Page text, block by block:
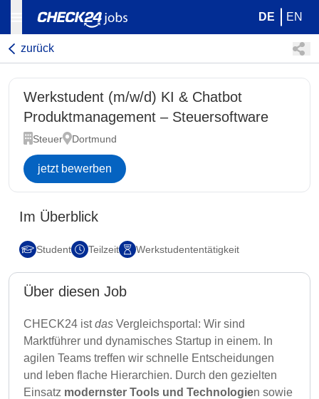
DE EN
zurück
Werkstudent (m/w/d) KI & Chatbot
Produktmanagement – Steuersoftware
Steuer Dortmund
jetzt bewerben
Im Überblick
Student Teilzeit Werkstudententätigkeit
Über diesen Job
CHECK24 istdas Vergleichsportal: Wir sind
Marktführer und dynamisches Startup in einem. In
agilen Teams treffen wir schnelle Entscheidungen
und leben flache Hierarchien. Durch den gezielten
Einsatz modernster Tools und Technologien sowie